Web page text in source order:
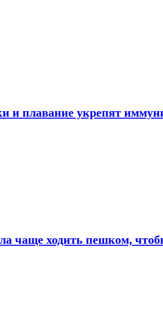
и плавание укрепят
чаще ходить пешком,